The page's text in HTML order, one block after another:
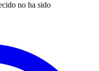
no ha sido